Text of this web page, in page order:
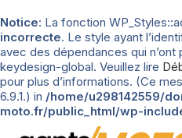
Notice: La fonction
incorrecte. Le style ayant
avec des dépendances qui
keydesign-global. Veuillez lire
pour plus d’informations. (Ce
6.9.1.) in /home/u298142559/
moto.fr/public_html/wp-